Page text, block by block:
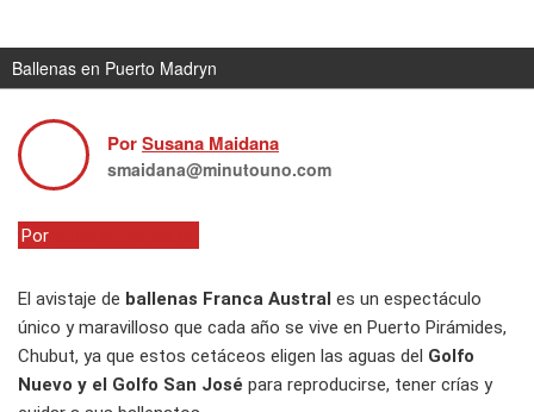
Ballenas en Puerto Madryn
PorSusana Maidana
smaidana@minutouno.com
Por
El avistaje de ballenas Franca Austral es un espectáculo
único y maravilloso que cada año se vive en Puerto Pirámides,
Chubut, ya que estos cetáceos eligen las aguas del Golfo
Nuevo y el Golfo San José para reproducirse, tener crías y